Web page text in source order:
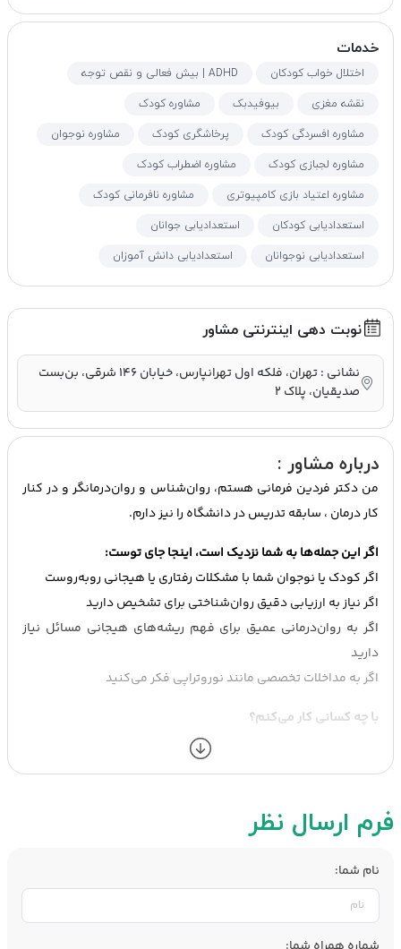
خدمات
اختلال خواب کودکان
ADHD | بیش فعالی و نقص توجه
نقشه مغزی
بیوفیدبک
مشاوره کودک
مشاوره افسردگی کودک
پرخاشگری کودک
مشاوره نوجوان
مشاوره لجبازی کودک
مشاوره اضطراب کودک
مشاوره اعتیاد بازی کامپیوتری
مشاوره نافرمانی کودک
استعدادیابی کودکان
استعدادیابی جوانان
استعدادیابی نوجوانان
استعدادیابی دانش آموزان
نوبت دهی اینترنتی مشاور
نشانی : تهران، فلکه اول تهرانپارس، خیابان ۱۴۶ شرقی، بن‌بست
صدیقیان، پلاک ۲
درباره مشاور :
من دکتر فردین فرمانی هستم، روان‌شناس و روان‌درمانگر و در کنار
کار درمان ، سابقه تدریس در دانشگاه را نیز دارم.
اگر این جمله‌ها به شما نزدیک است، اینجا جای توست:
اگر کودک یا نوجوان شما با مشکلات رفتاری یا هیجانی روبه‌روست
اگر نیاز به ارزیابی دقیق روان‌شناختی برای تشخیص دارید
اگر به روان‌درمانی عمیق برای فهم ریشه‌های هیجانی مسائل نیاز
دارید
اگر به مداخلات تخصصی مانند نوروتراپی فکر می‌کنید
با چه کسانی کار می‌کنم؟
سبک کاری من
می‌کنم.
سنجش و ارزیابی دقیق مشکلات و اختلالات بخشی از فرآیند کار است.
فرم ارسال نظر
نام شما: